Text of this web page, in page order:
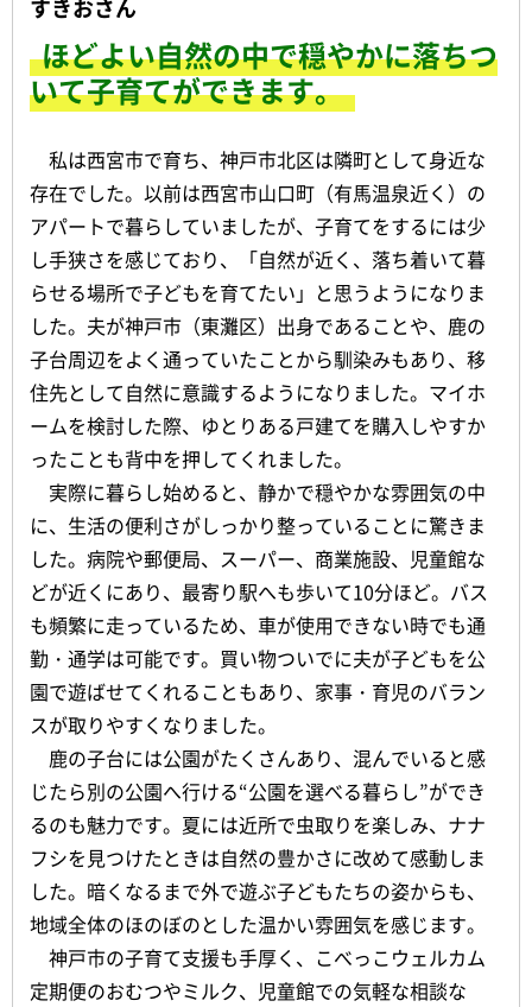
すきおさん
ほどよい自然の中で穏やかに落ちつ
いて子育てができます。
私は西宮市で育ち、神戸市北区は隣町として身近な
存在でした。以前は西宮市山口町（有馬温泉近く）の
アパートで暮らしていましたが、子育てをするには少
し手狭さを感じており、「自然が近く、落ち着いて暮
らせる場所で子どもを育てたい」と思うようになりま
した。夫が神戸市（東灘区）出身であることや、鹿の
子台周辺をよく通っていたことから馴染みもあり、移
住先として自然に意識するようになりました。マイホ
ームを検討した際、ゆとりある戸建てを購入しやすか
ったことも背中を押してくれました。
実際に暮らし始めると、静かで穏やかな雰囲気の中
に、生活の便利さがしっかり整っていることに驚きま
した。病院や郵便局、スーパー、商業施設、児童館な
どが近くにあり、最寄り駅へも歩いて10分ほど。バス
も頻繁に走っているため、車が使用できない時でも通
勤・通学は可能です。買い物ついでに夫が子どもを公
園で遊ばせてくれることもあり、家事・育児のバラン
スが取りやすくなりました。
鹿の子台には公園がたくさんあり、混んでいると感
じたら別の公園へ行ける“公園を選べる暮らし”ができ
るのも魅力です。夏には近所で虫取りを楽しみ、ナナ
フシを見つけたときは自然の豊かさに改めて感動しま
した。暗くなるまで外で遊ぶ子どもたちの姿からも、
地域全体のほのぼのとした温かい雰囲気を感じます。
神戸市の子育て支援も手厚く、こべっこウェルカム
定期便のおむつやミルク、児童館での気軽な相談な